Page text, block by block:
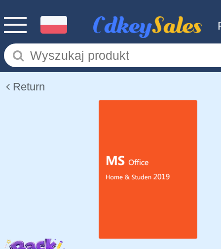
Return